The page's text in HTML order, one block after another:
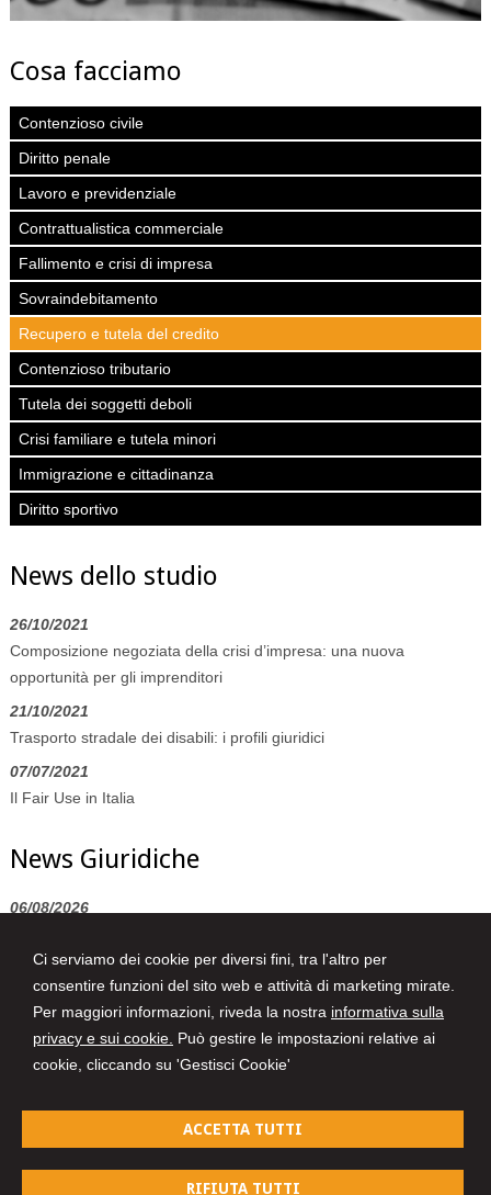
Ci serviamo dei cookie per diversi fini, tra l'altro per
consentire funzioni del sito web e attività di marketing mirate.
Per maggiori informazioni, riveda la nostra informativa sulla
privacy e sui cookie. Può gestire le impostazioni relative ai
cookie, cliccando su 'Gestisci Cookie'
ACCETTA TUTTI
RIFIUTA TUTTI
Cosa facciamo
Contenzioso civile
Diritto penale
Lavoro e previdenziale
Contrattualistica commerciale
Fallimento e crisi di impresa
Sovraindebitamento
Recupero e tutela del credito
Contenzioso tributario
Tutela dei soggetti deboli
Crisi familiare e tutela minori
Immigrazione e cittadinanza
Diritto sportivo
News dello studio
26/10/2021
Composizione negoziata della crisi d’impresa: una nuova
opportunità per gli imprenditori
21/10/2021
Trasporto stradale dei disabili: i profili giuridici
07/07/2021
Il Fair Use in Italia
News Giuridiche
06/08/2026
una procura specifica
06/08/2026
L’assicurazione del condominio è impegnata nei limiti stabiliti dalla
polizza
Allucinazioni IA e mancato controllo dell’avvocato: tra sanzioni